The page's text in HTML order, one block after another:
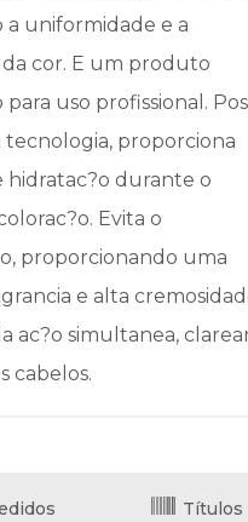
uniformidade e a
cor. E um produto
uso profissional.
tecnologia, proporciona
durante o
Evita o
proporcionando uma
e alta
ac?o simultanea,
cabelos.
Títulos